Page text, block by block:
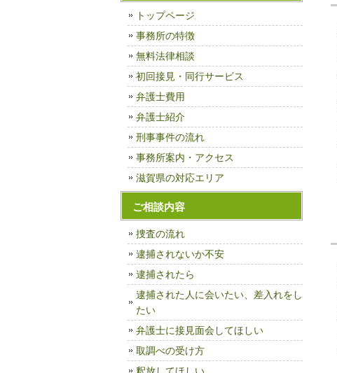
トップページ
事務所の特徴
無料法律相談
初回接見・同行サービス
弁護士費用
弁護士紹介
刑事事件の流れ
事務所案内・アクセス
滋賀県の対応エリア
ご相談内容
捜査の流れ
逮捕されないか不安
逮捕されたら
逮捕された人に会いたい、差入れをし
たい
弁護士に接見面会してほしい
取調べの受け方